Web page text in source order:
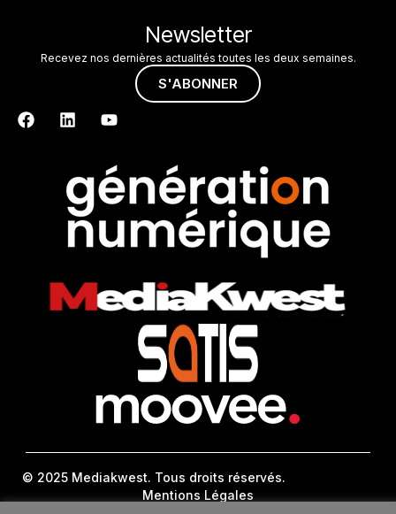
Newsletter
Recevez nos dernières actualités toutes les deux semaines.
S'ABONNER
© 2025 Mediakwest. Tous droits réservés.
Mentions Légales